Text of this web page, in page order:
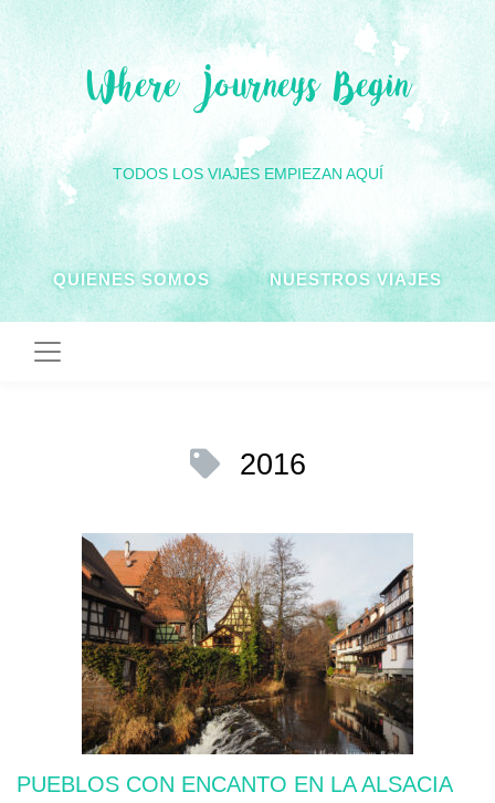
Where Journeys Begin
TODOS LOS VIAJES EMPIEZAN AQUÍ
QUIENES SOMOS NUESTROS VIAJES
2016
PUEBLOS CON ENCANTO EN LA ALSACIA